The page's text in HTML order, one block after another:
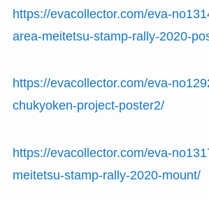
https://evacollector.com/eva-
area-meitetsu-stamp-rally-2020-
https://evacollector.com/eva-
chukyoken-project-poster2/
https://evacollector.com/eva-
meitetsu-stamp-rally-2020-mount/